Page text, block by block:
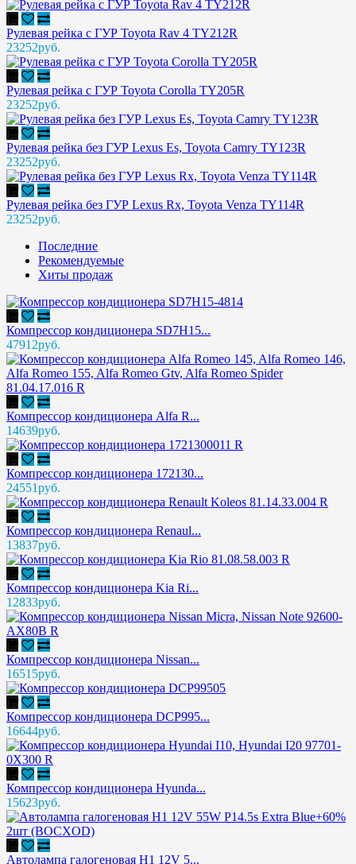
Рулевая рейка с ГУР Toyota Rav 4 TY212R
23252руб.
Рулевая рейка с ГУР Toyota Corolla TY205R
23252руб.
Рулевая рейка без ГУР Lexus Es, Toyota Camry TY123R
23252руб.
Рулевая рейка без ГУР Lexus Rx, Toyota Venza TY114R
23252руб.
Последние
Рекомендуемые
Хиты продаж
Компрессор кондиционера SD7H15...
47912руб.
Компрессор кондиционера Alfa R...
14639руб.
Компрессор кондиционера 172130...
24551руб.
Компрессор кондиционера Renaul...
13837руб.
Компрессор кондиционера Kia Ri...
12833руб.
Компрессор кондиционера Nissan...
16515руб.
Компрессор кондиционера DCP995...
16644руб.
Компрессор кондиционера Hyunda...
15623руб.
Автолампа галогеновая H1 12V 5...